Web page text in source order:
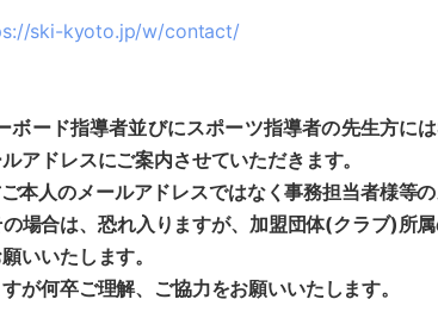
ski-kyoto.jp/w/contact/
ード指導者並びにスポーツ指導者の先生方に
アドレスにご案内させていただきます。
人のメールアドレスではなく事務担当者様等
場合は、恐れ入りますが、 加盟団体(クラブ)所
いいたします。
何卒ご理解、ご協力をお願いいたします。